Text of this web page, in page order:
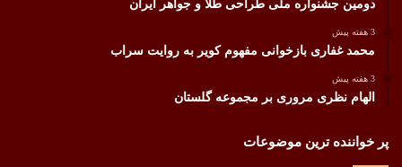
دومین جشنواره ملی طراحی طلا و جواهر ایران
3 هفته پیش
محمد غفاری بازخوانی مفهوم کویر به روایت سراب
3 هفته پیش
الهام نظری مروری بر مجموعه گلستان
پر خواننده ترین موضوعات